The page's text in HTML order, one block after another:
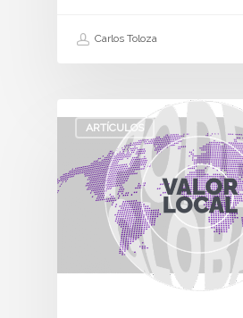
Carlos Toloza
ARTÍCULOS